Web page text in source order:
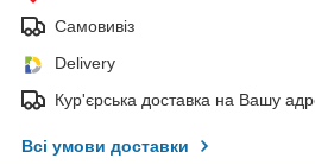
Самовивіз
Delivery
Кур'єрська доставка на Вашу
Всі умови доставки